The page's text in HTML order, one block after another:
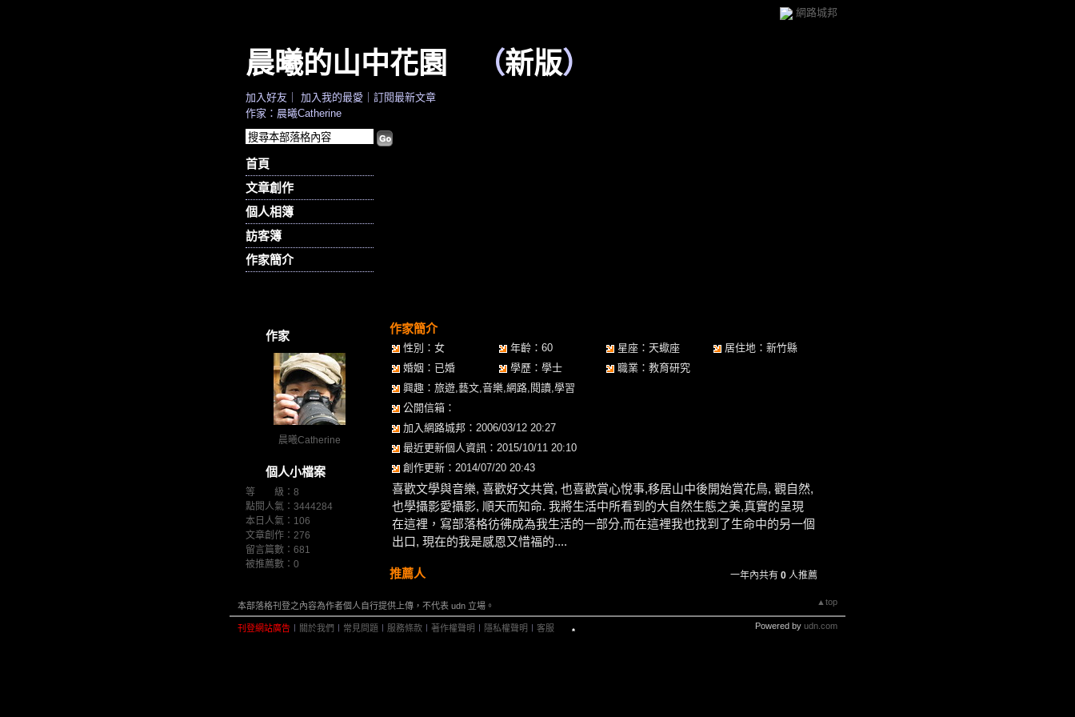
網路城邦
晨曦的山中花園 （新版）
首頁
文章創作
個人相簿
訪客簿
作家簡介
加入好友 加入我的最愛
訂閱最新文章
作家：晨曦Catherine
作家
晨曦Catherine
個人小檔案
等 級：8
點閱人氣：3444284
本日人氣：106
文章創作：276
留言篇數：681
被推薦數： 0
作家簡介
性別：女 年齡：60 星座：天蠍座
居住地：新竹縣
婚姻：已婚
學歷：學士
職業：教育研究
興趣：旅遊,藝文,音樂,網路,閱讀,學習
公開信箱：
加入網路城邦：2006/03/12 20:27
最近更新個人資訊：2015/10/11 20:10
創作更新：2014/07/20 20:43
喜歡文學與音樂, 喜歡好文共賞, 也喜歡賞心悅事,移居山中後開始賞花鳥, 觀自然,
也學攝影愛攝影, 順天而知命. 我將生活中所看到的大自然生態之美,真實的呈現
在這裡，寫部落格彷彿成為我生活的一部分,而在這裡我也找到了生命中的另一個
出口, 現在的我是感恩又惜福的....
推薦人 一年內共有 0 人推薦
▲top
本部落格刊登之內容為作者個人自行提供上傳，不代表 udn 立場。
刊登網站廣告 關於我們 常見問題 服務條款 著作權聲明 隱私權聲明 客服 Powered by udn.com